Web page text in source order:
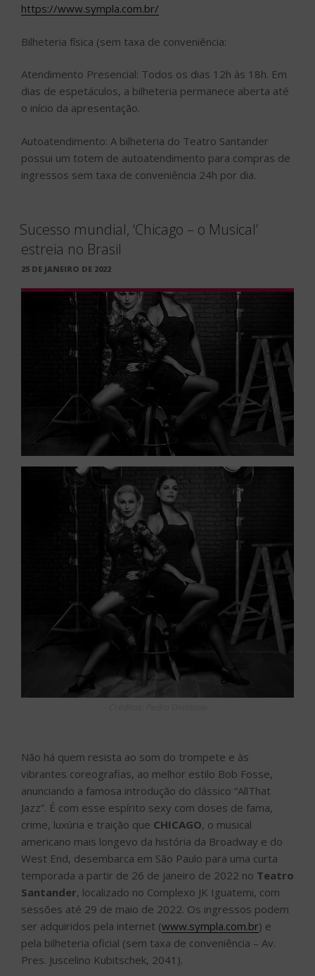
https://www.sympla.com.br/
Bilheteria física (sem taxa de conveniência:
Atendimento Presencial: Todos os dias 12h às 18h. Em
dias de espetáculos, a bilheteria permanece aberta até
o início da apresentação.
Autoatendimento: A bilheteria do Teatro Santander
possui um totem de autoatendimento para compras de
ingressos sem taxa de conveniência 24h por dia.
Sucesso mundial, ‘Chicago – o Musical’
estreia no Brasil
PUBLICADO
25 DE JANEIRO DE 2022
Não há quem resista ao som do trompete e às
vibrantes coreografias, ao melhor estilo Bob Fosse,
anunciando a famosa introdução do clássico “AllThat
Jazz”. É com esse espírito sexy com doses de fama,
crime, luxúria e traição que CHICAGO, o musical
americano mais longevo da história da Broadway e do
West End, desembarca em São Paulo para uma curta
temporada a partir de 26 de janeiro de 2022 no Teatro
Santander, localizado no Complexo JK Iguatemi, com
sessões até 29 de maio de 2022. Os ingressos podem
ser adquiridos pela internet (www.sympla.com.br) e
pela bilheteria oficial (sem taxa de conveniência – Av.
Pres. Juscelino Kubitschek, 2041).